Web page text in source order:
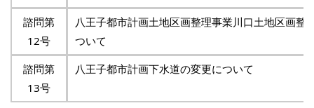
諮問第
12号
八王子都市計画土地区画整理事業川口土地区画整
ついて
諮問第
13号
八王子都市計画下水道の変更について